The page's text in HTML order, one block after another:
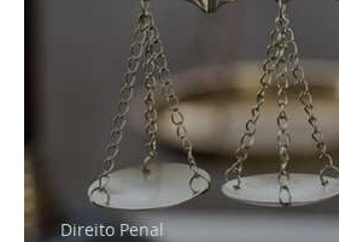
Direito Penal